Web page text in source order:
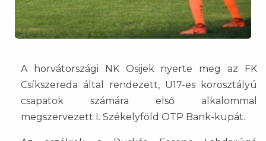
A horvátországi NK Osijek nyerte meg az FK
Csíkszereda által rendezett, U17-es korosztályú
csapatok számára első alkalommal
megszervezett I. Székelyföld OTP Bank-kupát.